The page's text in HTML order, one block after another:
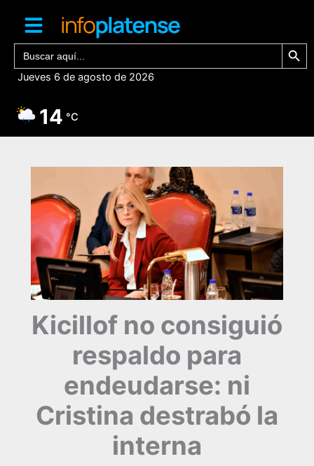
contenido
Buscar: Botón de
Jueves 6 de agosto de 2026
14 °C
Kicillof no consiguió
respaldo para
endeudarse: ni
Cristina destrabó la
interna